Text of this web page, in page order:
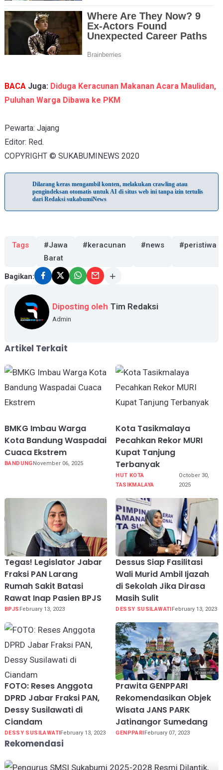
BACAJuga: Diduga Keracunan Makanan Acara Maulidan,
Puluhan Warga Dibawa ke PKM
Pewarta: Jajang
Editor: Red.
COPYRIGHT © SUKABUMINEWS 2020
Dilarang keras mengambil konten, melakukan crawling atau
pengindeksan otomatis untuk AI di situs web ini tanpa izin tertulis
dari Redaksi sukabumiNews
Tags
#Jawa
Barat
#keracunan #news #peristiwa
Bagikan:
Diposting oleh Tim Redaksi
Admin
Artikel Terkait
BMKG Imbau Warga
Kota Bandung Waspadai
Cuaca Ekstrem
BANDUNG November 06, 2025
Kota Tasikmalaya
Pecahkan Rekor MURI
Kupat Tanjung
Terbanyak
HUT KOTA
TASIKMALAYA
October 30,
2025
Tegas! Legislator Jabar
Fraksi PAN Larang
Rumah Sakit Batasi
Rawat Inap Pasien BPJS
BPJS February 13, 2023
Dessus Siap Fasilitasi
Wali Murid Ambil Ijazah
di Sekolah Jika Dirasa
Masih Sulit
DESSY SUSILAWATIFebruary 13, 2023
FOTO: Reses Anggota
DPRD Jabar Fraksi PAN,
Dessy Susilawati di
Ciandam
DESSY SUSILAWATIFebruary 13, 2023
Prawita GENPPARI
Rekomendasikan Objek
Wisata JANS PARK
Jatinangor Sumedang
GENPPARIFebruary 07, 2023
Rekomendasi